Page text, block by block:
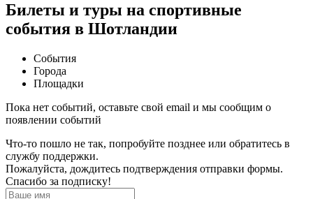
Билеты и туры на спортивные
события в Шотландии
События
Города
Площадки
Пока нет событий, оставьте свой email и мы сообщим о
появлении событий
Что-то пошло не так, попробуйте позднее или обратитесь в
службу поддержки.
Пожалуйста, дождитесь подтверждения отправки формы.
Спасибо за подписку!